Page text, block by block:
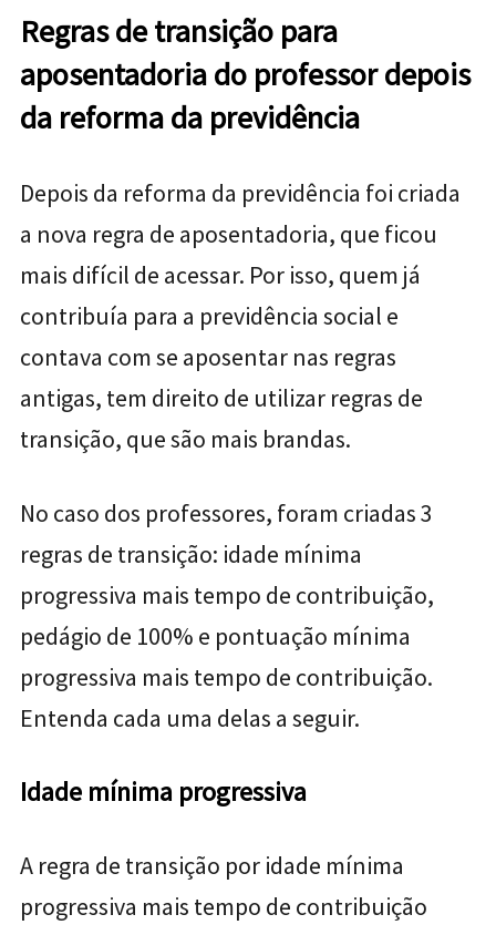
Regras de transição para
aposentadoria do professor depois
da reforma da previdência
Depois da reforma da previdência foi criada
a nova regra de aposentadoria, que ficou
mais difícil de acessar. Por isso, quem já
contribuía para a previdência social e
contava com se aposentar nas regras
antigas, tem direito de utilizar regras de
transição, que são mais brandas.
No caso dos professores, foram criadas 3
regras de transição: idade mínima
progressiva mais tempo de contribuição,
pedágio de 100% e pontuação mínima
progressiva mais tempo de contribuição.
Entenda cada uma delas a seguir.
Idade mínima progressiva
A regra de transição por idade mínima
progressiva mais tempo de contribuição